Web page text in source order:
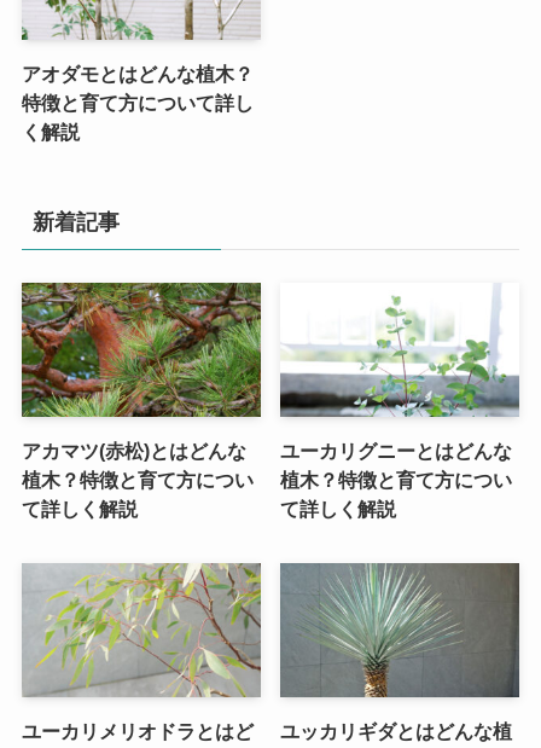
アオダモとはどんな植木？
特徴と育て方について詳し
く解説
新着記事
アカマツ(赤松)とはどんな
植木？特徴と育て方につい
て詳しく解説
ユーカリグニーとはどんな
植木？特徴と育て方につい
て詳しく解説
ユーカリメリオドラとはど
ユッカリギダとはどんな植